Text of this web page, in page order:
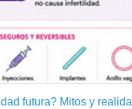
futura? Mitos y